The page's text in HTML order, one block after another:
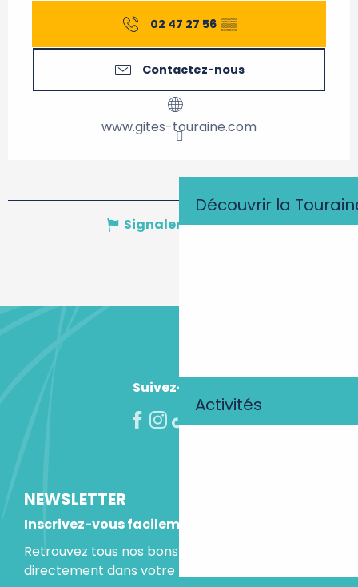
Découvrir la
Activités
02 47 27 56 ▒▒
Contactez-nous
www.gites-touraine.com
Signaler une erreur
Suivez-nous !
NEWSLETTER
Inscrivez-vous facilement
Retrouvez tous nos bons plans et idées séjours
directement dans votre boite mail.